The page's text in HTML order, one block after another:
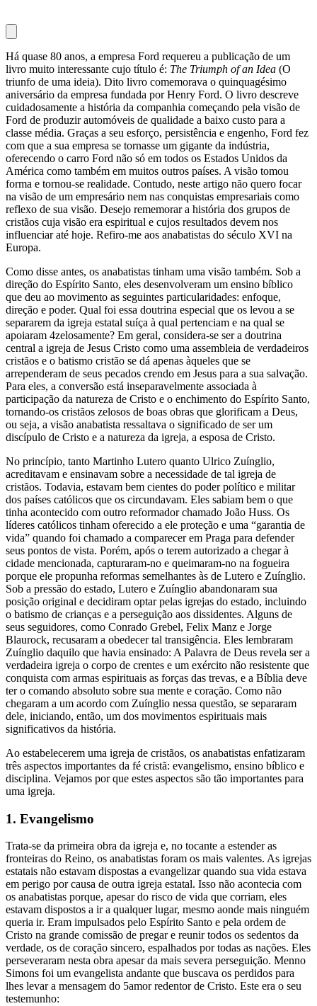
Há quase 80 anos, a empresa Ford requereu a publicação de um
livro muito interessante cujo título é: The Triumph of an Idea (O
triunfo de uma ideia). Dito livro comemorava o quinquagésimo
aniversário da empresa fundada por Henry Ford. O livro descreve
cuidadosamente a história da companhia começando pela visão de
Ford de produzir automóveis de qualidade a baixo custo para a
classe média. Graças a seu esforço, persistência e engenho, Ford fez
com que a sua empresa se tornasse um gigante da indústria,
oferecendo o carro Ford não só em todos os Estados Unidos da
América como também em muitos outros países. A visão tomou
forma e tornou-se realidade. Contudo, neste artigo não quero focar
na visão de um empresário nem nas conquistas empresariais como
reflexo de sua visão. Desejo rememorar a história dos grupos de
cristãos cuja visão era espiritual e cujos resultados devem nos
influenciar até hoje. Refiro-me aos anabatistas do século XVI na
Europa.
Como disse antes, os anabatistas tinham uma visão também. Sob a
direção do Espírito Santo, eles desenvolveram um ensino bíblico
que deu ao movimento as seguintes particularidades: enfoque,
direção e poder. Qual foi essa doutrina especial que os levou a se
separarem da igreja estatal suíça à qual pertenciam e na qual se
apoiaram 4zelosamente? Em geral, considera-se ser a doutrina
central a igreja de Jesus Cristo como uma assembleia de verdadeiros
cristãos e o batismo cristão se dá apenas àqueles que se
arrependeram de seus pecados crendo em Jesus para a sua salvação.
Para eles, a conversão está inseparavelmente associada à
participação da natureza de Cristo e o enchimento do Espírito Santo,
tornando-os cristãos zelosos de boas obras que glorificam a Deus,
ou seja, a visão anabatista ressaltava o significado de ser um
discípulo de Cristo e a natureza da igreja, a esposa de Cristo.
No princípio, tanto Martinho Lutero quanto Ulrico Zuínglio,
acreditavam e ensinavam sobre a necessidade de tal igreja de
cristãos. Todavia, estavam bem cientes do poder político e militar
dos países católicos que os circundavam. Eles sabiam bem o que
tinha acontecido com outro reformador chamado João Huss. Os
líderes católicos tinham oferecido a ele proteção e uma “garantia de
vida” quando foi chamado a comparecer em Praga para defender
seus pontos de vista. Porém, após o terem autorizado a chegar à
cidade mencionada, capturaram-no e queimaram-no na fogueira
porque ele propunha reformas semelhantes às de Lutero e Zuínglio.
Sob a pressão do estado, Lutero e Zuínglio abandonaram sua
posição original e decidiram optar pelas igrejas do estado, incluindo
o batismo de crianças e a perseguição aos dissidentes. Alguns de
seus seguidores, como Conrado Grebel, Felix Manz e Jorge
Blaurock, recusaram a obedecer tal transigência. Eles lembraram
Zuínglio daquilo que havia ensinado: A Palavra de Deus revela ser a
verdadeira igreja o corpo de crentes e um exército não resistente que
conquista com armas espirituais as forças das trevas, e a Bíblia deve
ter o comando absoluto sobre sua mente e coração. Como não
chegaram a um acordo com Zuínglio nessa questão, se separaram
dele, iniciando, então, um dos movimentos espirituais mais
significativos da história.
Ao estabelecerem uma igreja de cristãos, os anabatistas enfatizaram
três aspectos importantes da fé cristã: evangelismo, ensino bíblico e
disciplina. Vejamos por que estes aspectos são tão importantes para
uma igreja.
1. Evangelismo
Trata-se da primeira obra da igreja e, no tocante a estender as
fronteiras do Reino, os anabatistas foram os mais valentes. As igrejas
estatais não estavam dispostas a evangelizar quando sua vida estava
em perigo por causa de outra igreja estatal. Isso não acontecia com
os anabatistas porque, apesar do risco de vida que corriam, eles
estavam dispostos a ir a qualquer lugar, mesmo aonde mais ninguém
queria ir. Eram impulsados pelo Espírito Santo e pela ordem de
Cristo na grande comissão de pregar e reunir todos os sedentos da
verdade, os de coração sincero, espalhados por todas as nações. Eles
perseveraram nesta obra apesar da mais severa perseguição. Menno
Simons foi um evangelista andante que buscava os perdidos para
lhes levar a mensagem do 5amor redentor de Cristo. Este era o seu
testemunho: